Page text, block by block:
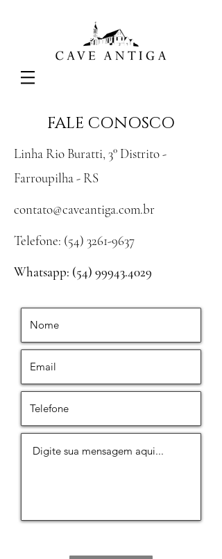
FALE CONOSCO
Linha Rio Buratti, 3° Distrito -
Farroupilha - RS
contato@caveantiga.com.br
Telefone: (54) 3261-9637
Whatsapp: (54) 99943.4029